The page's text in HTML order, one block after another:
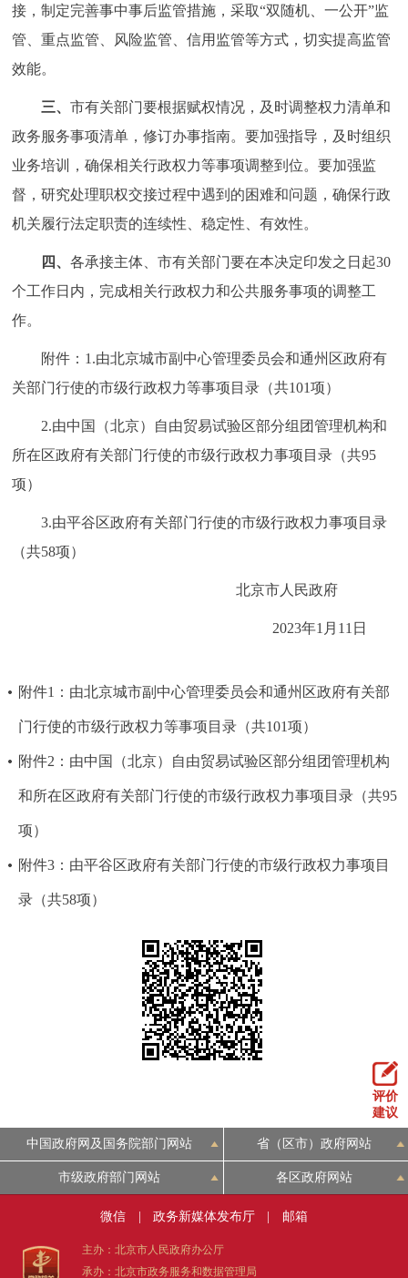
ITALIANO
接，制定完善事中事后监管措施，采取“双随机、一公开”监
管、重点监管、风险监管、信用监管等方式，切实提高监管
效能。
三、市有关部门要根据赋权情况，及时调整权力清单和
政务服务事项清单，修订办事指南。要加强指导，及时组织
业务培训，确保相关行政权力等事项调整到位。要加强监
督，研究处理职权交接过程中遇到的困难和问题，确保行政
机关履行法定职责的连续性、稳定性、有效性。
四、各承接主体、市有关部门要在本决定印发之日起30
个工作日内，完成相关行政权力和公共服务事项的调整工
作。
附件：1.由北京城市副中心管理委员会和通州区政府有
关部门行使的市级行政权力等事项目录（共101项）
2.由中国（北京）自由贸易试验区部分组团管理机构和
所在区政府有关部门行使的市级行政权力事项目录（共95
项）
3.由平谷区政府有关部门行使的市级行政权力事项目录
（共58项）
北京市人民政府
2023年1月11日
附件1：由北京城市副中心管理委员会和通州区政府有关部
门行使的市级行政权力等事项目录（共101项）
附件2：由中国（北京）自由贸易试验区部分组团管理机构
和所在区政府有关部门行使的市级行政权力事项目录（共95
项）
附件3：由平谷区政府有关部门行使的市级行政权力事项目
录（共58项）
评价
建议
中国政府网及国务院部门网站 省（区市）政府网站
市级政府部门网站 各区政府网站
微信 政务新媒体发布厅 邮箱
主办：北京市人民政府办公厅
承办：北京市政务服务和数据管理局